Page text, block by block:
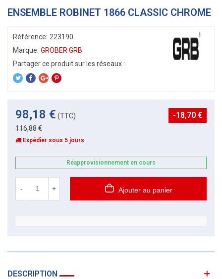
ENSEMBLE ROBINET 1866 CLASSIC CHROME
Référence: 223190
Marque: GROBER GRB
98,18 € (TTC)
116,88 €
-18,70 €
Expédier sous 5 jours
Réapprovisionnement en cours
- + Ajouter au panier
DESCRIPTION